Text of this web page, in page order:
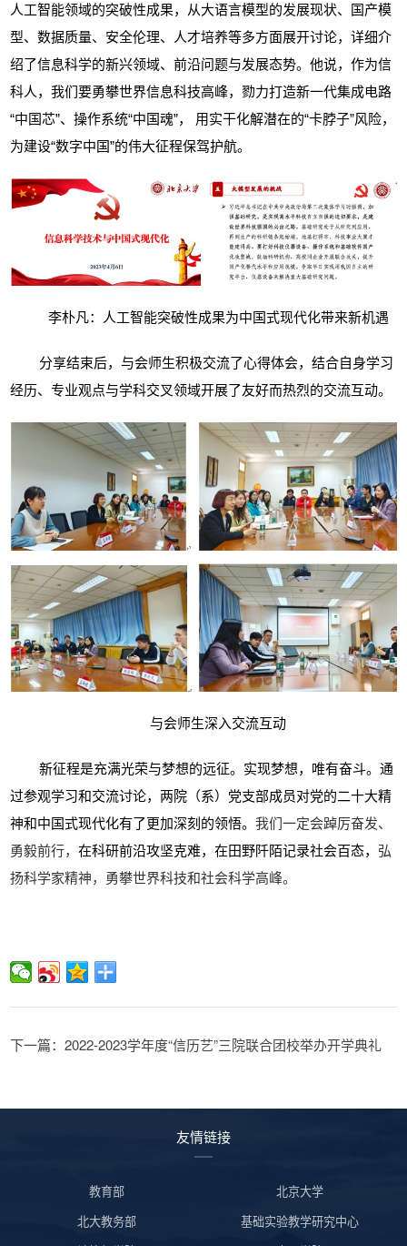
人工智能领域的突破性成果，从大语言模型的发展现状、国产模
型、数据质量、安全伦理、人才培养等多方面展开讨论，详细介
绍了信息科学的新兴领域、前沿问题与发展态势。他说，作为信
科人，我们要勇攀世界信息科技高峰，勠力打造新一代集成电路
“中国芯”、操作系统“中国魂”，
用实干化解潜在的“卡脖子”风险，
为建设“数字中国”的伟大征程保驾护航。
李朴凡：人工智能突破性成果为中国式现代化带来新机遇
分享结束后，与会师生积极交流了心得体会，结合自身学习
经历、专业观点与学科交叉领域开展了友好而热烈的交流互动。
与会师生深入交流互动
新征程是充满光荣与梦想的远征。实现梦想，唯有奋斗。通
过参观学习和交流讨论，两院（系）党支部成员对党的二十大精
神和中国式现代化有了更加深刻的领悟。我们一定会踔厉奋发、
勇毅前行，在科研前沿攻坚克难，在田野阡陌记录社会百态， 弘
扬科学家精神，勇攀世界科技和社会科学高峰。
下一篇：2022-2023学年度“信历艺”三院联合团校举办开学典礼
友情链接
教育部
北京大学
北大教务部
基础实验教学研究中心